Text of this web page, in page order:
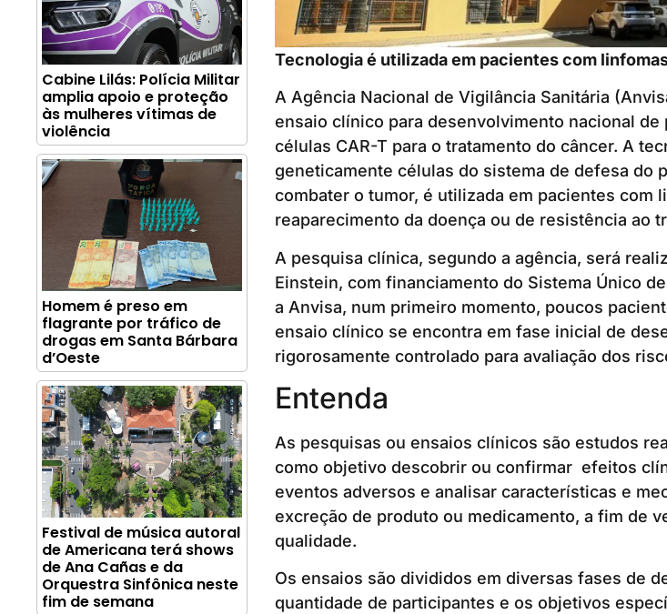
Cabine Lilás: Polícia Militar
amplia apoio e proteção
às mulheres vítimas de
violência
Homem é preso em
flagrante por tráfico de
drogas em Santa Bárbara
d’Oeste
Festival de música autoral
de Americana terá shows
de Ana Cañas e da
Orquestra Sinfônica neste
fim de semana
Tecnologia é utilizada em pacientes com
A Agência Nacional de Vigilância Sanitária
ensaio clínico para desenvolvimento nacional
células CAR-T para o tratamento do câncer. A
geneticamente células do sistema de defesa do
combater o tumor, é utilizada em pacientes com
reaparecimento da doença ou de resistência ao
A pesquisa clínica, segundo a agência, será
Einstein, com financiamento do Sistema Único
a Anvisa, num primeiro momento, poucos
ensaio clínico se encontra em fase inicial de
rigorosamente controlado para avaliação dos
Entenda
As pesquisas ou ensaios clínicos são estudos
como objetivo descobrir ou confirmar efeitos
eventos adversos e analisar características e
excreção de produto ou medicamento, a fim de
qualidade.
Os ensaios são divididos em diversas fases de
quantidade de participantes e os objetivos